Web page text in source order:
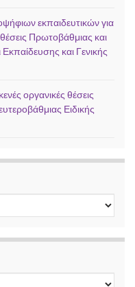
εκπαιδευτικών για
Πρωτοβάθμιας και
και Γενικής
οργανικές θέσεις
Ειδικής